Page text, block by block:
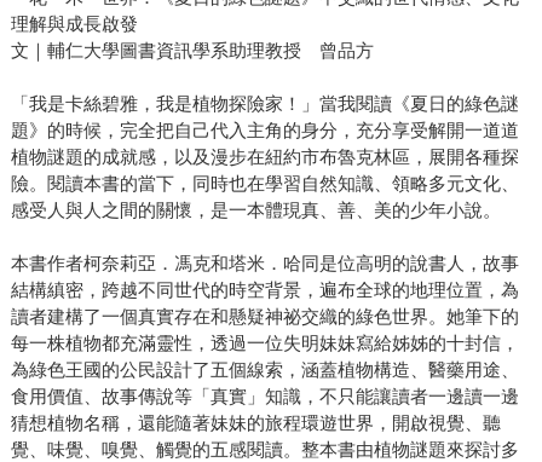
理解與成長啟發
文｜輔仁大學圖書資訊學系助理教授 曾品方
「我是卡絲碧雅，我是植物探險家！」當我閱讀《夏日的綠色謎
題》的時候，完全把自己代入主角的身分，充分享受解開一道道
植物謎題的成就感，以及漫步在紐約市布魯克林區，展開各種探
險。閱讀本書的當下，同時也在學習自然知識、領略多元文化、
感受人與人之間的關懷，是一本體現真、善、美的少年小說。
本書作者柯奈莉亞．馮克和塔米．哈同是位高明的說書人，故事
結構縝密，跨越不同世代的時空背景，遍布全球的地理位置，為
讀者建構了一個真實存在和懸疑神祕交織的綠色世界。她筆下的
每一株植物都充滿靈性，透過一位失明妹妹寫給姊姊的十封信，
為綠色王國的公民設計了五個線索，涵蓋植物構造、醫藥用途、
食用價值、故事傳說等「真實」知識，不只能讓讀者一邊讀一邊
猜想植物名稱，還能隨著妹妹的旅程環遊世界，開啟視覺、聽
覺、味覺、嗅覺、觸覺的五感閱讀。整本書由植物謎題來探討多